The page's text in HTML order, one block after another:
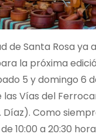
de Santa Rosa ya
la próxima
5 y domingo 6
las Vías del
Díaz). Como
10:00 a 20:30